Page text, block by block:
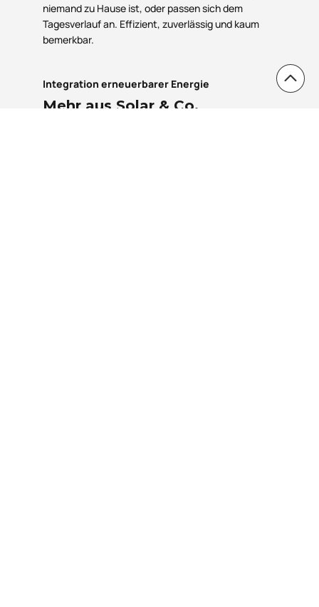
niemand zu Hause ist, oder passen sich dem
Tagesverlauf an. Effizient, zuverlässig und kaum
bemerkbar.
Integration erneuerbarer Energie
Mehr aus Solar & Co.